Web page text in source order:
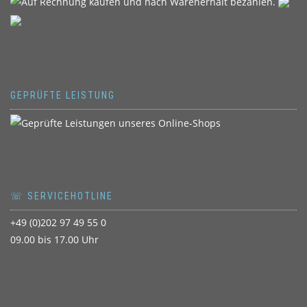
GEPRÜFTE LEISTUNG
☏ SERVICEHOTLINE
+49 (0)202 97 49 55 0
09.00 bis 17.00 Uhr